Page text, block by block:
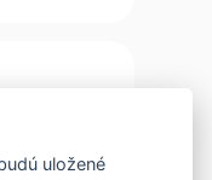
uložené